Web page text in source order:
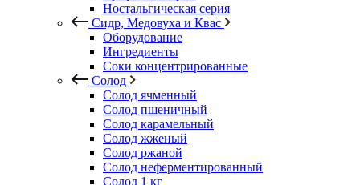
Ностальгическая серия
Сидр, Медовуха и Квас
Оборудование
Ингредиенты
Соки концентрированные
Солод
Солод ячменный
Солод пшеничный
Солод карамельный
Солод жженый
Солод ржаной
Солод неферментированный
Солод 1 кг